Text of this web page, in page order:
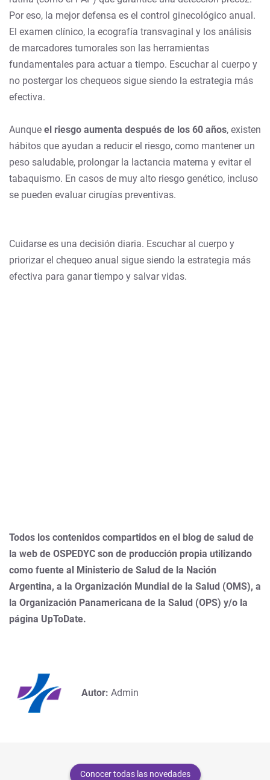
Por eso, la mejor defensa es el control ginecológico anual.
El examen clínico, la ecografía transvaginal y los análisis
de marcadores tumorales son las herramientas
fundamentales para actuar a tiempo. Escuchar al cuerpo y
no postergar los chequeos sigue siendo la estrategia más
efectiva.
Aunque el riesgo aumenta después de los 60 años, existen
hábitos que ayudan a reducir el riesgo, como mantener un
peso saludable, prolongar la lactancia materna y evitar el
tabaquismo. En casos de muy alto riesgo genético, incluso
se pueden evaluar cirugías preventivas.
Cuidarse es una decisión diaria. Escuchar al cuerpo y
priorizar el chequeo anual sigue siendo la estrategia más
efectiva para ganar tiempo y salvar vidas.
Todos los contenidos compartidos en el blog de salud de
la web de OSPEDYC son de producción propia utilizando
como fuente al Ministerio de Salud de la Nación
Argentina, a la Organización Mundial de la Salud (OMS), a
la Organización Panamericana de la Salud (OPS) y/o la
página UpToDate.
Autor: Admin
Conocer todas las novedades